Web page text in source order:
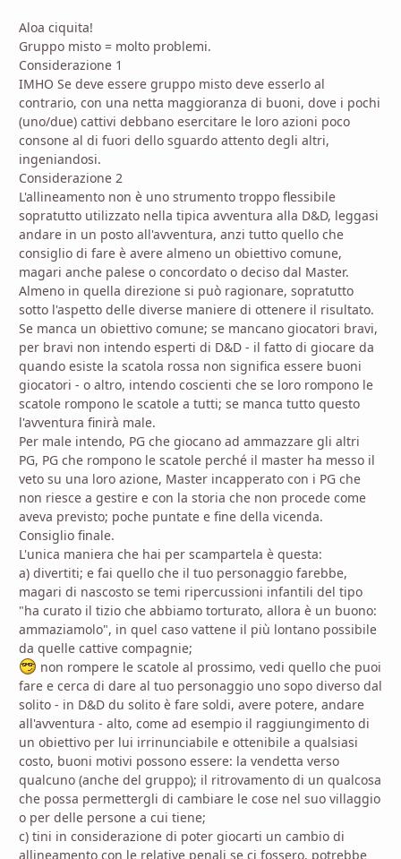
Aloa ciquita!
Gruppo misto = molto problemi.
Considerazione 1
IMHO Se deve essere gruppo misto deve esserlo al
contrario, con una netta maggioranza di buoni, dove i pochi
(uno/due) cattivi debbano esercitare le loro azioni poco
consone al di fuori dello sguardo attento degli altri,
ingeniandosi.
Considerazione 2
L'allineamento non è uno strumento troppo flessibile
sopratutto utilizzato nella tipica avventura alla D&D, leggasi
andare in un posto all'avventura, anzi tutto quello che
consiglio di fare è avere almeno un obiettivo comune,
magari anche palese o concordato o deciso dal Master.
Almeno in quella direzione si può ragionare, sopratutto
sotto l'aspetto delle diverse maniere di ottenere il risultato.
Se manca un obiettivo comune; se mancano giocatori bravi,
per bravi non intendo esperti di D&D - il fatto di giocare da
quando esiste la scatola rossa non significa essere buoni
giocatori - o altro, intendo coscienti che se loro rompono le
scatole rompono le scatole a tutti; se manca tutto questo
l'avventura finirà male.
Per male intendo, PG che giocano ad ammazzare gli altri
PG, PG che rompono le scatole perché il master ha messo il
veto su una loro azione, Master incapperato con i PG che
non riesce a gestire e con la storia che non procede come
aveva previsto; poche puntate e fine della vicenda.
Consiglio finale.
L'unica maniera che hai per scampartela è questa:
a) divertiti; e fai quello che il tuo personaggio farebbe,
magari di nascosto se temi ripercussioni infantili del tipo
"ha curato il tizio che abbiamo torturato, allora è un buono:
ammaziamolo", in quel caso vattene il più lontano possibile
da quelle cattive compagnie;
non rompere le scatole al prossimo, vedi quello che puoi
fare e cerca di dare al tuo personaggio uno sopo diverso dal
solito - in D&D du solito è fare soldi, avere potere, andare
all'avventura - alto, come ad esempio il raggiungimento di
un obiettivo per lui irrinunciabile e ottenibile a qualsiasi
costo, buoni motivi possono essere: la vendetta verso
qualcuno (anche del gruppo); il ritrovamento di un qualcosa
che possa permettergli di cambiare le cose nel suo villaggio
o per delle persone a cui tiene;
c) tini in considerazione di poter giocarti un cambio di
allineamento con le relative penali se ci fossero, potrebbe